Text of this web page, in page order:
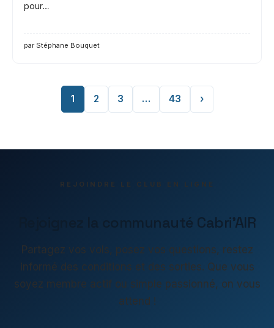
pour…
par Stéphane Bouquet
1 2 3 … 43 ›
REJOINDRE LE CLUB EN LIGNE
Rejoignez la communauté Cabri'AIR
Partagez vos vols, posez vos questions, restez
informé des conditions et des sorties. Que vous
soyez membre actif ou simple passionné, on vous
attend !